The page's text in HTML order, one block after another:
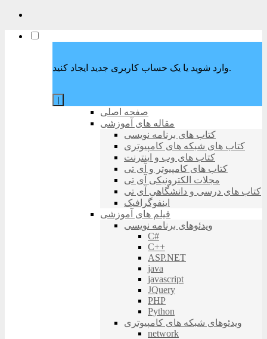
وارد شوید یا یک حساب کاربری جدید ایجاد کنید.
صفحه اصلی
مقاله های آموزشی
کتاب های برنامه نویسی
کتاب های شبکه های کامپیوتری
کتاب های وب و اینترنت
کتاب های کامپیوتر و آی تی
مجلات الکترونیکی آی تی
کتاب های درسی و دانشگاهی آی تی
اینفوگرافیک
فیلم های آموزشی
ویدئوهای برنامه نویسی
C#
C++
ASP.NET
java
javascript
JQuery
PHP
Python
ویدئوهای شبکه های کامپیوتری
network